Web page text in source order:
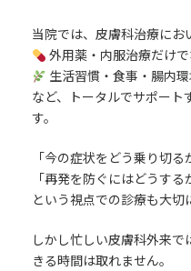
当院では、皮膚科治療にお
外用薬・内服治療だけで
生活習慣・食事・腸内
など、トータルでサポート
す。
「今の症状をどう乗り切る
「再発を防ぐにはどうする
という視点での診療も大切
しかし忙しい皮膚科外来
きる時間は取れません。